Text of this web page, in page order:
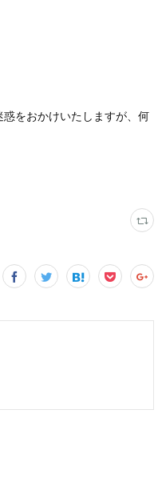
をおかけいたしますが、何